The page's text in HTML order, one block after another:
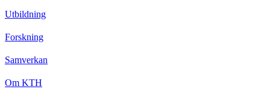
Utbildning
Forskning
Samverkan
Om KTH